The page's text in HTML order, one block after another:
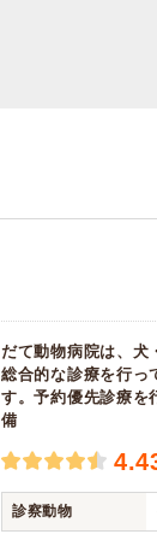
だて動物病院は、犬
総合的な診療を行っ
す。予約優先診療を
備
診察動物